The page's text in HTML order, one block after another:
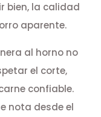
bien, la calidad
aparente.
al horno no
el corte,
confiable.
nota desde el